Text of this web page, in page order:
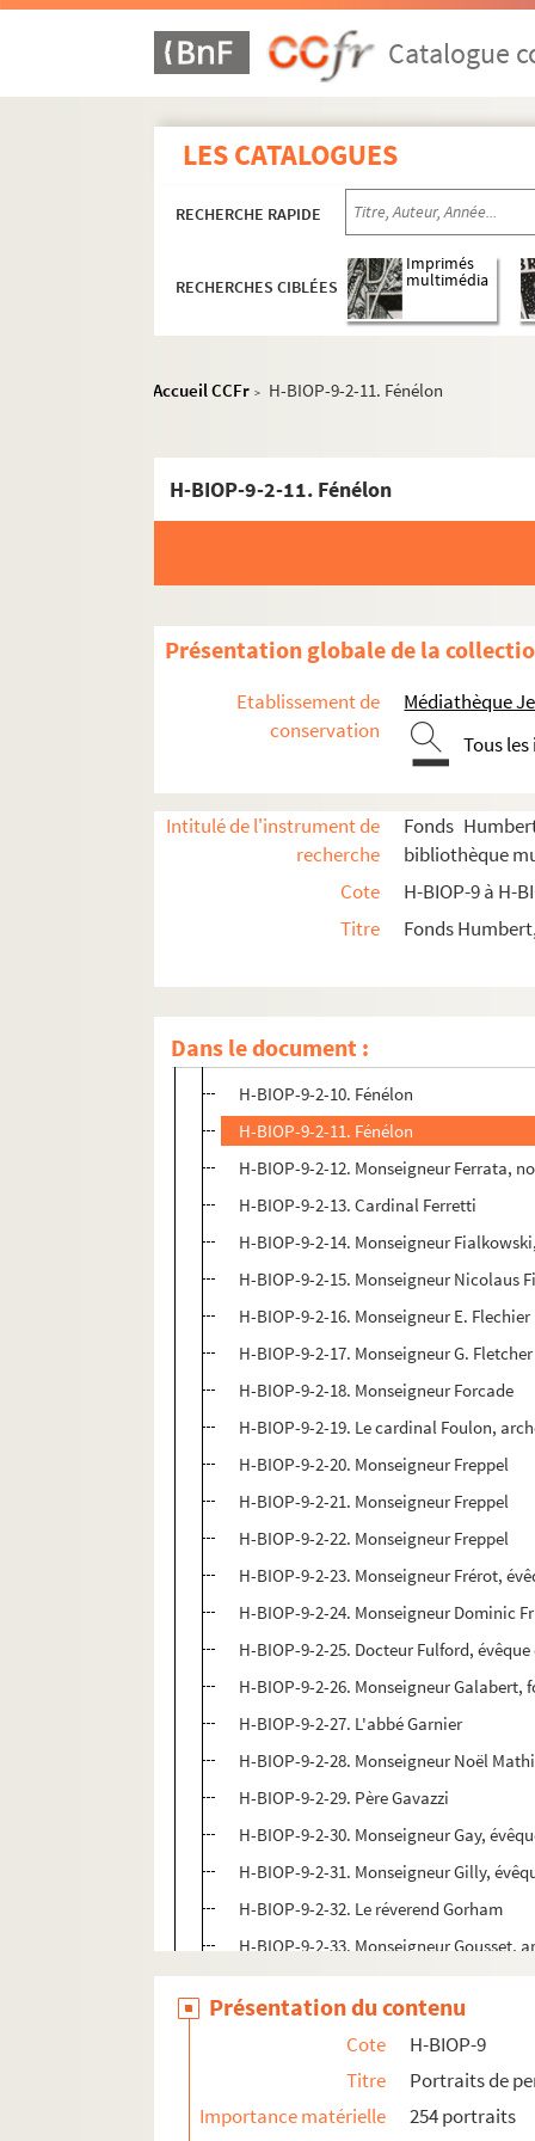
Catalogue
LES CATALOGUES
RECHERCHE RAPIDE
RECHERCHES CIBLÉES
Imprimés
multimédia
Accueil CCFr > H-BIOP-9-2-11. Fénélon
H-BIOP-9-2-11. Fénélon
Présentation globale de la
Etablissement de
conservation
Médiathèque
Tous
Intitulé de l'instrument de
recherche
Fonds
bibliothèque
Cote
H-BIOP-9 à H-
Titre
Fonds
Dans le document :
H-BIOP-9-2. Personnages du clergé dont
H-BIOP-9-2-1. Cardinal Dupont,
H-BIOP-9-2-2. L'abbé Edgeworth
H-BIOP-9-2-3. L'abbé de l'Epée
H-BIOP-9-2-4. Frère Eugène Marie,
H-BIOP-9-2-7. Monseigneur Amand
H-BIOP-9-2-8. Monseigneur Amand
H-BIOP-9-2-9. Monseigneur Fayet,
H-BIOP-9-2-10. Fénélon
H-BIOP-9-2-11. Fénélon
H-BIOP-9-2-12. Monseigneur Ferrata,
H-BIOP-9-2-13. Cardinal Ferretti
H-BIOP-9-2-14. Monseigneur
H-BIOP-9-2-15. Monseigneur Nicolaus
H-BIOP-9-2-16. Monseigneur E. Flechier
H-BIOP-9-2-17. Monseigneur G. Fletcher
H-BIOP-9-2-18. Monseigneur Forcade
H-BIOP-9-2-19. Le cardinal Foulon,
H-BIOP-9-2-20. Monseigneur Freppel
H-BIOP-9-2-21. Monseigneur Freppel
H-BIOP-9-2-22. Monseigneur Freppel
H-BIOP-9-2-23. Monseigneur Frérot,
H-BIOP-9-2-24. Monseigneur Dominic
H-BIOP-9-2-25. Docteur Fulford,
H-BIOP-9-2-26. Monseigneur Galabert,
H-BIOP-9-2-27. L'abbé Garnier
H-BIOP-9-2-28. Monseigneur Noël
H-BIOP-9-2-29. Père Gavazzi
H-BIOP-9-2-30. Monseigneur Gay,
H-BIOP-9-2-31. Monseigneur Gilly,
H-BIOP-9-2-32. Le réverend Gorham
H-BIOP-9-2-33. Monseigneur Gousset,
H-BIOP-9-2-34. Monseigneur Gouthe-
H-BIOP-9-2-35. Monseigneur Pierre
H-BIOP-9-2-36. Monseigneur Grandin
H-BIOP-9-2-37. Gregory XVI, pape
H-BIOP-9-2-38. Gregory XVI, pape
Présentation du contenu
Cote
H-BIOP-9
Titre
Portraits de
Importance matérielle
254 portraits